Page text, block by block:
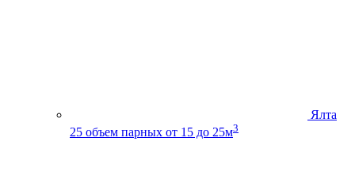
Ялта
25 объем парных от 15 до 25м3